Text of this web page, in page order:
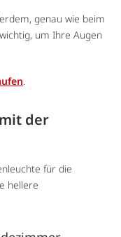
genau wie beim
um Ihre Augen
.
der
für die
hellere